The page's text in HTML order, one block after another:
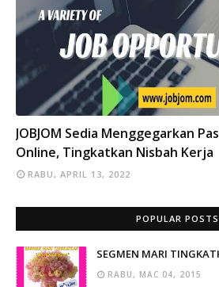
INFO
JOBJOM Sedia Menggegarkan
Online, Tingkatkan Nisbah Kerja
RABU, APRIL 13, 2022
POPULAR POSTS
SEGMEN MARI
RABU, MAC 04, 2015